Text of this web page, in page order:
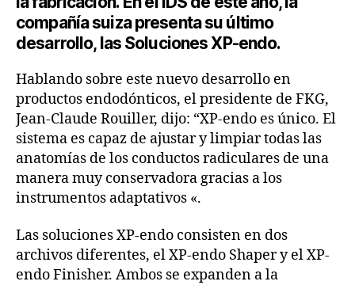
compañía suiza presenta su último
desarrollo, las Soluciones XP-endo.
Hablando sobre este nuevo desarrollo en
productos endodónticos, el presidente de FKG,
Jean-Claude Rouiller, dijo: “XP-endo es único. El
sistema es capaz de ajustar y limpiar todas las
anatomías de los conductos radiculares de una
manera muy conservadora gracias a los
instrumentos adaptativos «.
Las soluciones XP-endo consisten en dos
archivos diferentes, el XP-endo Shaper y el XP-
endo Finisher. Ambos se expanden a la